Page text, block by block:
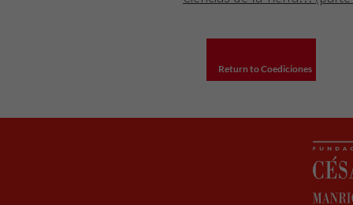
Return to Coediciones